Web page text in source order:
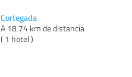
Cortegada
A 18.74 km de distancia
( 1 hotel )